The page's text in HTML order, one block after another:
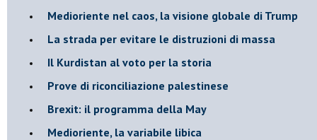
Medioriente nel caos, la visione globale di Trump
La strada per evitare le distruzioni di massa
Il Kurdistan al voto per la storia
Prove di riconciliazione palestinese
Brexit: il programma della May
Medioriente, la variabile libica